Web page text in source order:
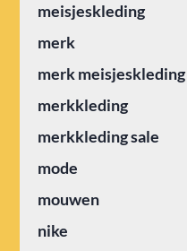
meisjeskleding
merk
merk meisjeskleding
merkkleding
merkkleding sale
mode
mouwen
nike